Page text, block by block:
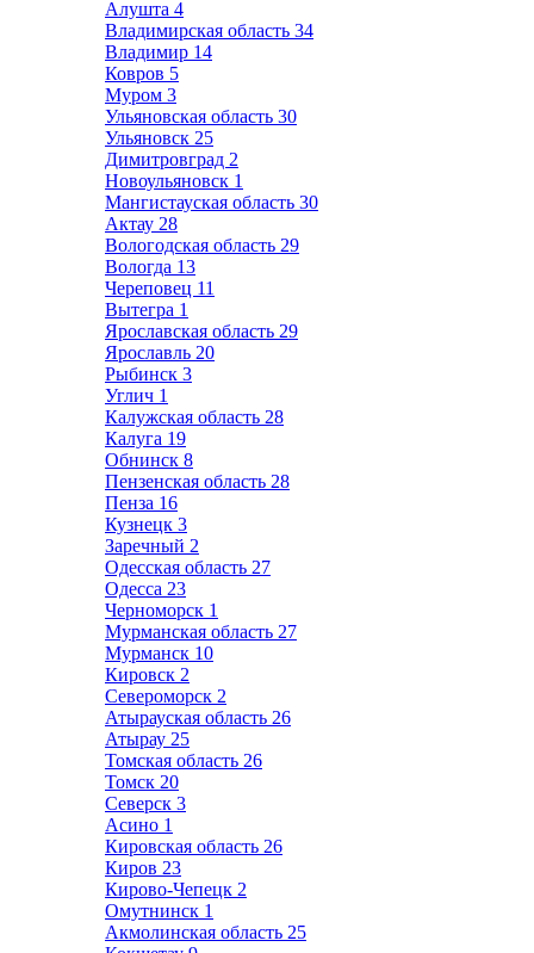
Алушта 4
Владимирская область 34
Владимир 14
Ковров 5
Муром 3
Ульяновская область 30
Ульяновск 25
Димитровград 2
Новоульяновск 1
Мангистауская область 30
Актау 28
Вологодская область 29
Вологда 13
Череповец 11
Вытегра 1
Ярославская область 29
Ярославль 20
Рыбинск 3
Углич 1
Калужская область 28
Калуга 19
Обнинск 8
Пензенская область 28
Пенза 16
Кузнецк 3
Заречный 2
Одесская область 27
Одесса 23
Черноморск 1
Мурманская область 27
Мурманск 10
Кировск 2
Североморск 2
Атырауская область 26
Атырау 25
Томская область 26
Томск 20
Северск 3
Асино 1
Кировская область 26
Киров 23
Кирово-Чепецк 2
Омутнинск 1
Акмолинская область 25